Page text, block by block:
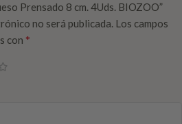
Prensado 8 cm. 4Uds. BIOZOO”
no será publicada. Los campos
con *